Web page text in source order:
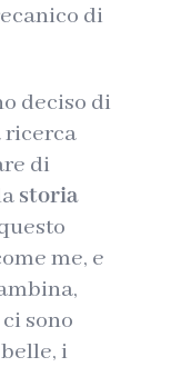
di
deciso di
ricerca
di
storia
me, e
sono
i